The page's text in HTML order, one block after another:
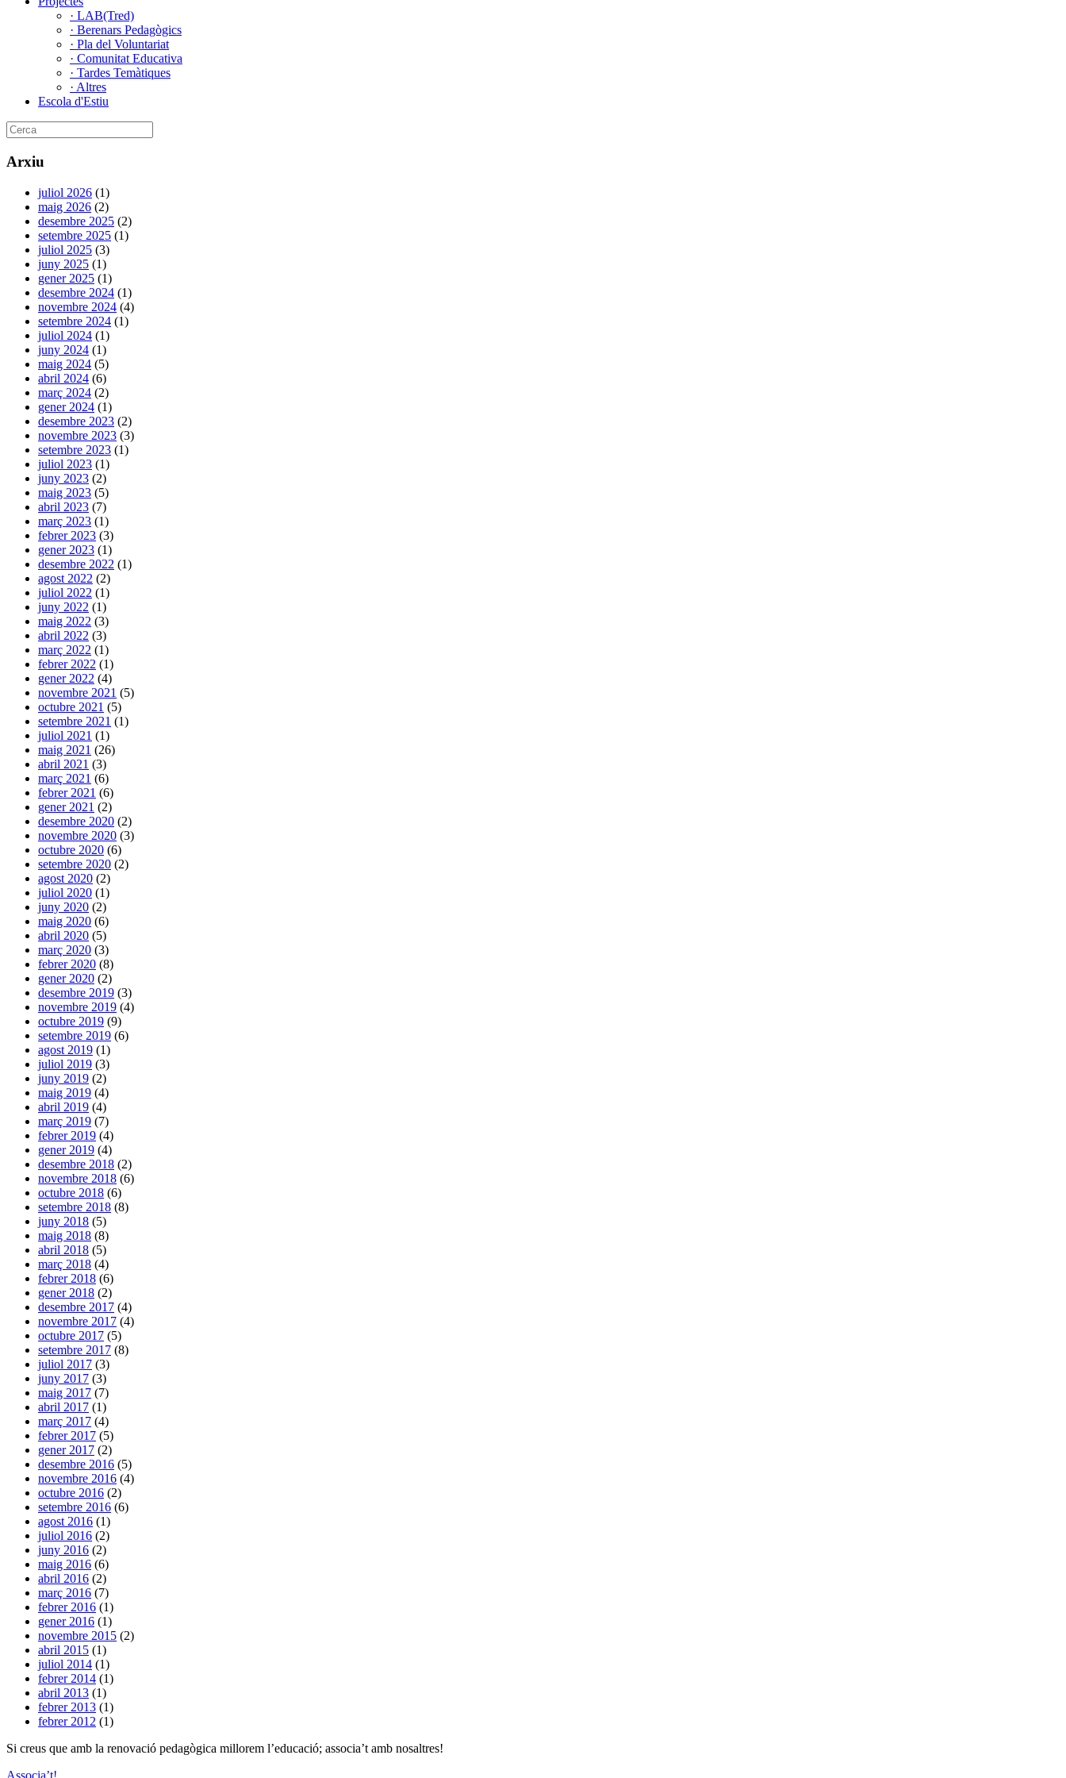
· LAB(Tred)
· Berenars Pedagògics
· Pla del Voluntariat
· Comunitat Educativa
· Tardes Temàtiques
· Altres
Escola d'Estiu
Arxiu
juliol 2026 (1)
maig 2026 (2)
desembre 2025 (2)
setembre 2025 (1)
juliol 2025 (3)
juny 2025 (1)
gener 2025 (1)
desembre 2024 (1)
novembre 2024 (4)
setembre 2024 (1)
juliol 2024 (1)
juny 2024 (1)
maig 2024 (5)
abril 2024 (6)
març 2024 (2)
gener 2024 (1)
desembre 2023 (2)
novembre 2023 (3)
setembre 2023 (1)
juliol 2023 (1)
juny 2023 (2)
maig 2023 (5)
abril 2023 (7)
març 2023 (1)
febrer 2023 (3)
gener 2023 (1)
desembre 2022 (1)
agost 2022 (2)
juliol 2022 (1)
juny 2022 (1)
maig 2022 (3)
abril 2022 (3)
març 2022 (1)
febrer 2022 (1)
gener 2022 (4)
novembre 2021 (5)
octubre 2021 (5)
setembre 2021 (1)
juliol 2021 (1)
maig 2021 (26)
abril 2021 (3)
març 2021 (6)
febrer 2021 (6)
gener 2021 (2)
desembre 2020 (2)
novembre 2020 (3)
octubre 2020 (6)
setembre 2020 (2)
agost 2020 (2)
juliol 2020 (1)
juny 2020 (2)
maig 2020 (6)
abril 2020 (5)
març 2020 (3)
febrer 2020 (8)
gener 2020 (2)
desembre 2019 (3)
novembre 2019 (4)
octubre 2019 (9)
setembre 2019 (6)
agost 2019 (1)
juliol 2019 (3)
juny 2019 (2)
maig 2019 (4)
abril 2019 (4)
març 2019 (7)
febrer 2019 (4)
gener 2019 (4)
desembre 2018 (2)
novembre 2018 (6)
octubre 2018 (6)
setembre 2018 (8)
juny 2018 (5)
maig 2018 (8)
abril 2018 (5)
març 2018 (4)
febrer 2018 (6)
gener 2018 (2)
desembre 2017 (4)
novembre 2017 (4)
octubre 2017 (5)
setembre 2017 (8)
juliol 2017 (3)
juny 2017 (3)
maig 2017 (7)
abril 2017 (1)
març 2017 (4)
febrer 2017 (5)
gener 2017 (2)
desembre 2016 (5)
novembre 2016 (4)
octubre 2016 (2)
setembre 2016 (6)
agost 2016 (1)
juliol 2016 (2)
juny 2016 (2)
maig 2016 (6)
abril 2016 (2)
març 2016 (7)
febrer 2016 (1)
gener 2016 (1)
novembre 2015 (2)
abril 2015 (1)
juliol 2014 (1)
febrer 2014 (1)
abril 2013 (1)
febrer 2013 (1)
febrer 2012 (1)
Si creus que amb la renovació pedagògica millorem l’educació; associa’t amb nosaltres!
Associa’t!